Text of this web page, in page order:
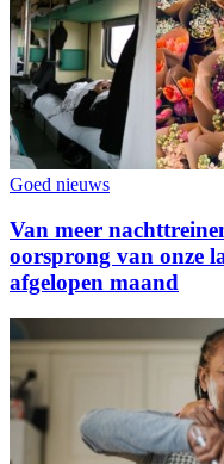
Goed nieuws
Van meer
oorsprong van onze
afgelopen maand